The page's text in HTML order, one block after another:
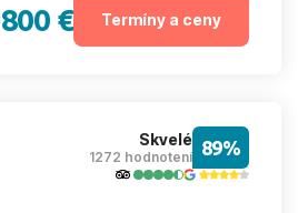
800 € Termíny a ceny
Skvelé
1272 hodnotení 89%